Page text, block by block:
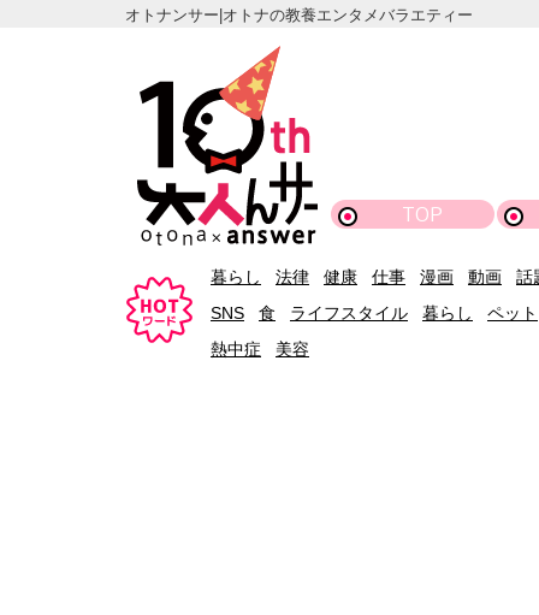
オトナンサー|オトナの教養エンタメバラエティー
TOP
暮らし 法律 健康 仕事 漫画 動画 話
SNS
食 ライフスタイル 暮らし ペット
熱中症
美容